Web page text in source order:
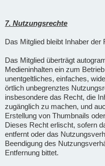
7. Nutzungsrechte
Das Mitglied bleibt Inhaber der
Das Mitglied überträgt
Medieninhalten ein zum
unentgeltliches, einfaches,
örtlich unbegrenztes
insbesondere das Recht, die
zugänglich zu machen, und
Erstellung von Thumbnails
Dieses Recht erlischt, sofern
entfernt oder das
Beendigung des
Entfernung bittet.